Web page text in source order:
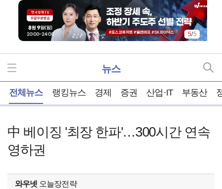
5/5
뉴스
전체뉴스 랭킹뉴스 경제 증권 산업·IT 부동산
中 베이징 '최장 한파'…300시간 연속
영하권
와우넷 오늘장전략